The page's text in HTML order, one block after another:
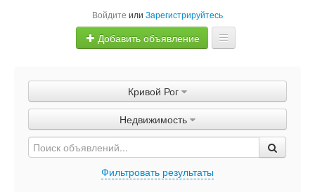
Войдите или Зарегистрируйтесь
Добавить объявление
Объявления
Быстрая продажа
Кривой Рог
Недвижимость
Фильтровать результаты